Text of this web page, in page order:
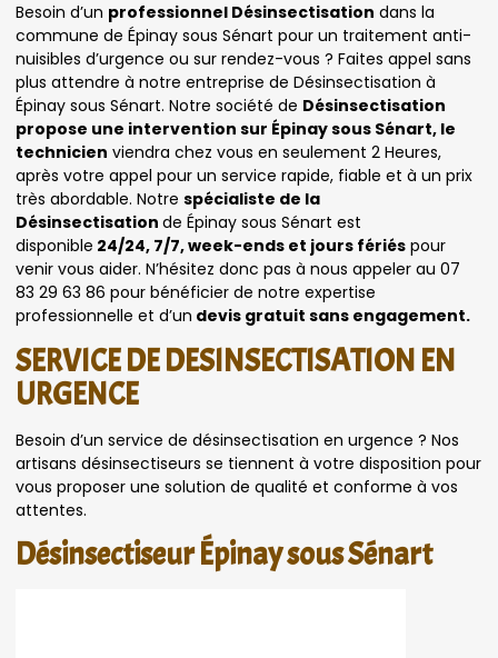
Besoin d’un professionnel Désinsectisation dans la
commune de Épinay sous Sénart pour un traitement anti-
nuisibles d’urgence ou sur rendez-vous ? Faites appel sans
plus attendre à notre entreprise de Désinsectisation à
Épinay sous Sénart. Notre société de Désinsectisation
propose une intervention sur Épinay sous Sénart, le
technicien viendra chez vous en seulement 2 Heures,
après votre appel pour un service rapide, fiable et à un prix
très abordable. Notre spécialiste de la
Désinsectisation de Épinay sous Sénart est
disponible 24/24, 7/7, week-ends et jours fériés pour
venir vous aider. N’hésitez donc pas à nous appeler au 07
83 29 63 86 pour bénéficier de notre expertise
professionnelle et d’un devis gratuit sans engagement.
SERVICE DE DESINSECTISATION EN
URGENCE
Besoin d’un service de désinsectisation en urgence ? Nos
artisans désinsectiseurs se tiennent à votre disposition pour
vous proposer une solution de qualité et conforme à vos
attentes.
Désinsectiseur Épinay sous Sénart